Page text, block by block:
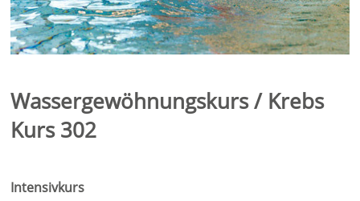
Wassergewöhnungskurs / Krebs
Kurs 302
Intensivkurs